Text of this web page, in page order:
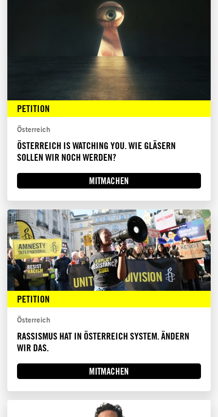
PETITION
Österreich
ÖSTERREICH IS WATCHING YOU. WIE GLÄSERN
SOLLEN WIR NOCH WERDEN?
MITMACHEN
PETITION
Österreich
RASSISMUS HAT IN ÖSTERREICH SYSTEM. ÄNDERN
WIR DAS.
MITMACHEN